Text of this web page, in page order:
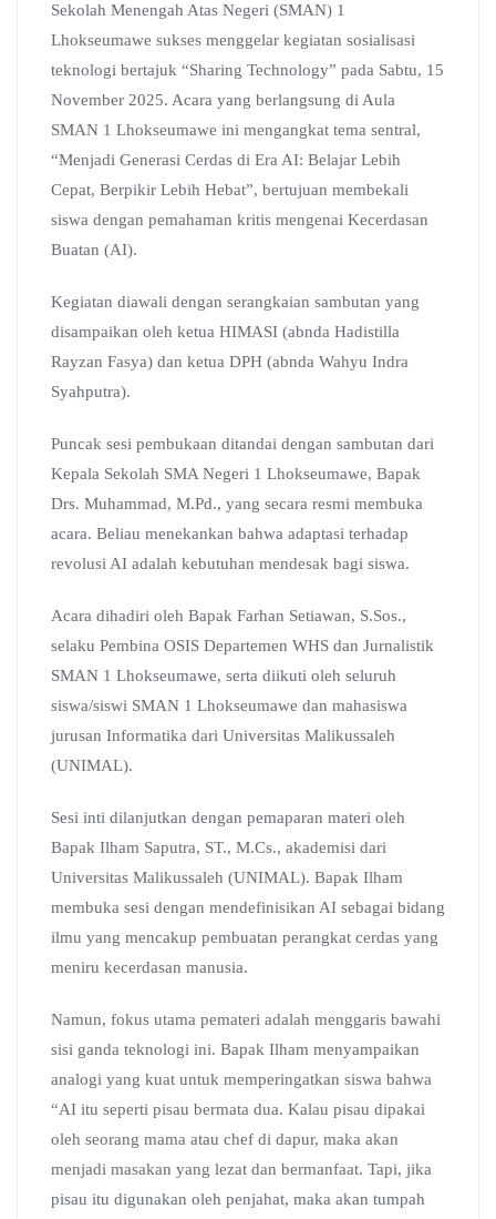
Sekolah Menengah Atas Negeri (SMAN) 1
Lhokseumawe sukses menggelar kegiatan sosialisasi
teknologi bertajuk “Sharing Technology” pada Sabtu, 15
November 2025. Acara yang berlangsung di Aula
SMAN 1 Lhokseumawe ini mengangkat tema sentral,
“Menjadi Generasi Cerdas di Era AI: Belajar Lebih
Cepat, Berpikir Lebih Hebat”, bertujuan membekali
siswa dengan pemahaman kritis mengenai Kecerdasan
Buatan (AI).
Kegiatan diawali dengan serangkaian sambutan yang
disampaikan oleh ketua HIMASI (abnda Hadistilla
Rayzan Fasya) dan ketua DPH (abnda Wahyu Indra
Syahputra).
Puncak sesi pembukaan ditandai dengan sambutan dari
Kepala Sekolah SMA Negeri 1 Lhokseumawe, Bapak
Drs. Muhammad, M.Pd., yang secara resmi membuka
acara. Beliau menekankan bahwa adaptasi terhadap
revolusi AI adalah kebutuhan mendesak bagi siswa.
Acara dihadiri oleh Bapak Farhan Setiawan, S.Sos.,
selaku Pembina OSIS Departemen WHS dan Jurnalistik
SMAN 1 Lhokseumawe, serta diikuti oleh seluruh
siswa/siswi SMAN 1 Lhokseumawe dan mahasiswa
jurusan Informatika dari Universitas Malikussaleh
(UNIMAL).
Sesi inti dilanjutkan dengan pemaparan materi oleh
Bapak Ilham Saputra, ST., M.Cs., akademisi dari
Universitas Malikussaleh (UNIMAL). Bapak Ilham
membuka sesi dengan mendefinisikan AI sebagai bidang
ilmu yang mencakup pembuatan perangkat cerdas yang
meniru kecerdasan manusia.
Namun, fokus utama pemateri adalah menggaris bawahi
sisi ganda teknologi ini. Bapak Ilham menyampaikan
analogi yang kuat untuk memperingatkan siswa bahwa
“AI itu seperti pisau bermata dua. Kalau pisau dipakai
oleh seorang mama atau chef di dapur, maka akan
menjadi masakan yang lezat dan bermanfaat. Tapi, jika
pisau itu digunakan oleh penjahat, maka akan tumpah